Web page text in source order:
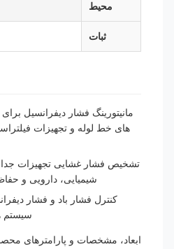
محیط
مانیتورینگ فشار دیفرانسیل برای
های خط لوله و تجهیزات فیلتراسیون
تشخیص فشار غشایی تجهیزات جداسازی
شیمیایی، دارویی و حفاظت
کنترل فشار باد و فشار دیفرانسیل
سیستم های
ابعاد، مشخصات و پارامترهای